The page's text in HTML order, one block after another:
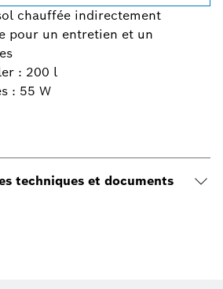
chauffée indirectement
pour un entretien et un
: 200 l
: 55 W
techniques et documents